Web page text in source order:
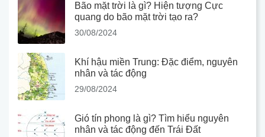
Bão mặt trời là gì? Hiện tượng Cực
quang do bão mặt trời tạo ra?
30/08/2024
Khí hậu miền Trung: Đặc điểm, nguyên
nhân và tác động
29/08/2024
Gió tín phong là gì? Tìm hiểu nguyên
nhân và tác động đến Trái Đất